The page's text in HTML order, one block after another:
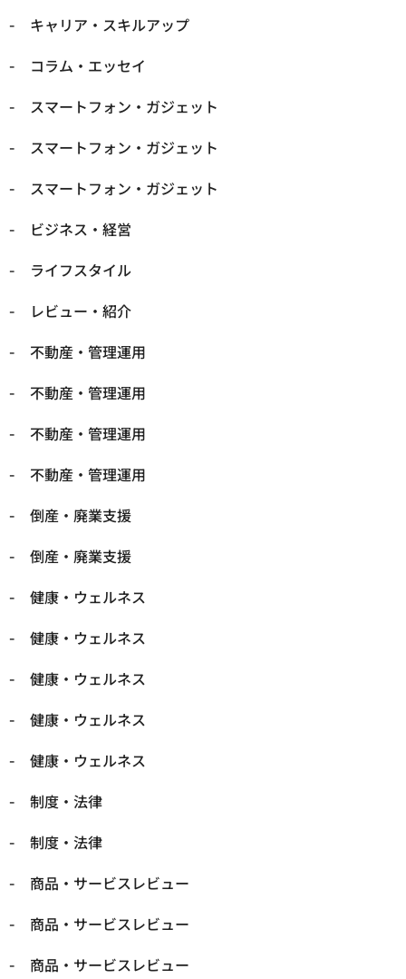
キャリア・スキルアップ
コラム・エッセイ
スマートフォン・ガジェット
スマートフォン・ガジェット
スマートフォン・ガジェット
ビジネス・経営
ライフスタイル
レビュー・紹介
不動産・管理運用
不動産・管理運用
不動産・管理運用
不動産・管理運用
倒産・廃業支援
倒産・廃業支援
健康・ウェルネス
健康・ウェルネス
健康・ウェルネス
健康・ウェルネス
健康・ウェルネス
制度・法律
制度・法律
商品・サービスレビュー
商品・サービスレビュー
商品・サービスレビュー